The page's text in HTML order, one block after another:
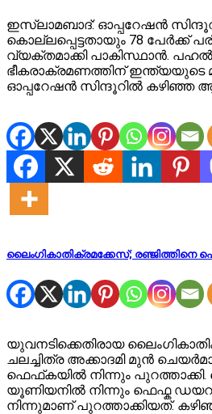
ഇസ്ലാമബാദ്: ഓപ്പറേഷൻ
കൊല്ലപ്പെട്ടതായും 78 പേർക്ക്
വ്യക്തമാക്കി പാകിസ്ഥാൻ.
ഭീകരാക്രമണത്തിന് ഇന്ത്യയുടെ
ഓപ്പറേഷൻ സിന്ദൂറിൽ കഴിഞ്ഞ
ലൈംഗികാതിക്രമക്കേസ്; രഞ്ജിത്തിനെ
യുവനടിക്കെതിരായ
ചലച്ചിത്ര അക്കാദമി മുൻ
ഫെഫ്‌കയിൽ നിന്നും പുറത്താക്കി.
യൂണിയനിൽ നിന്നും ഫെഫ്ക
നിന്നുമാണ് പുറത്താക്കിയത്.